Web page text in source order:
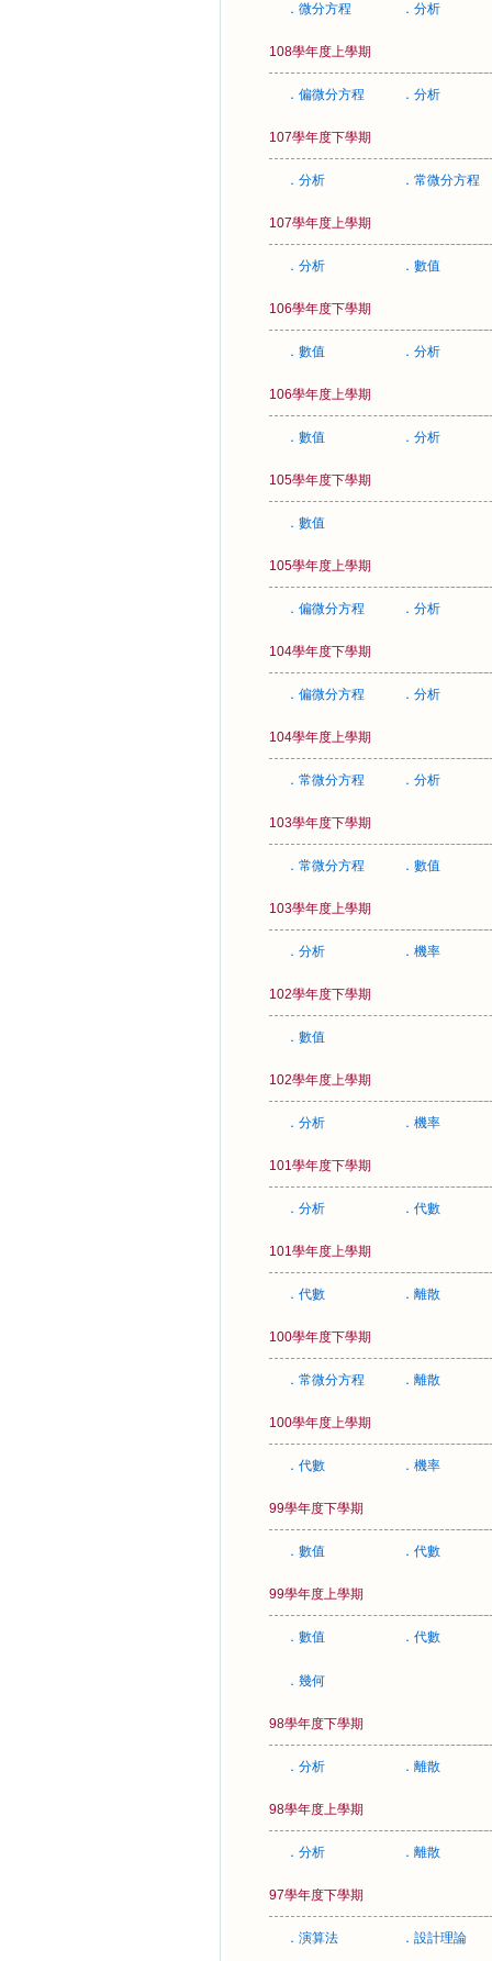
．微分方程 ．分析
108學年度上學期
．偏微分方程 ．分析
107學年度下學期
．分析 ．常微分方程
107學年度上學期
．分析 ．數值
106學年度下學期
．數值 ．分析
106學年度上學期
．數值 ．分析
105學年度下學期
．數值
105學年度上學期
．偏微分方程 ．分析
104學年度下學期
．偏微分方程 ．分析
104學年度上學期
．常微分方程 ．分析
103學年度下學期
．常微分方程 ．數值
103學年度上學期
．分析 ．機率
102學年度下學期
．數值
102學年度上學期
．分析 ．機率
101學年度下學期
．分析 ．代數
101學年度上學期
．代數 ．離散
100學年度下學期
．常微分方程 ．離散
100學年度上學期
．代數 ．機率
99學年度下學期
．數值 ．代數
99學年度上學期
．數值 ．代數
．幾何
98學年度下學期
．分析 ．離散
98學年度上學期
．分析 ．離散
97學年度下學期
．演算法 ．設計理論